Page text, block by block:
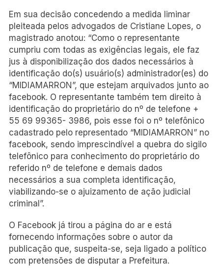
Em sua decisão concedendo a medida liminar
pleiteada pelos advogados de Cristiane Lopes, o
magistrado anotou: “Como o representante
cumpriu com todas as exigências legais, ele faz
jus à disponibilização dos dados necessários à
identificação do(s) usuário(s) administrador(es) do
“MIDIAMARRON”, que estejam arquivados junto ao
facebook. O representante também tem direito à
identificação do proprietário do nº de telefone +
55 69 99365- 3986, pois esse foi o nº telefônico
cadastrado pelo representado “MIDIAMARRON” no
facebook, sendo imprescindível a quebra do sigilo
telefônico para conhecimento do proprietário do
referido nº de telefone e demais dados
necessários a sua completa identificação,
viabilizando-se o ajuizamento de ação judicial
criminal”.
O Facebook já tirou a página do ar e está
fornecendo informações sobre o autor da
publicação que, suspeita-se, seja ligado a político
com pretensões de disputar a Prefeitura.